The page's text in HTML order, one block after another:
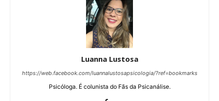
Luanna Lustosa
https://web.facebook.com/luannalustosapsicologia/?ref=bookmarks
Psicóloga. É colunista do Fãs da Psicanálise.